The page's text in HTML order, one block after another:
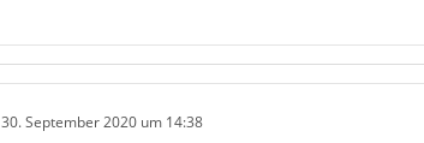
30. September 2020 um 14:38